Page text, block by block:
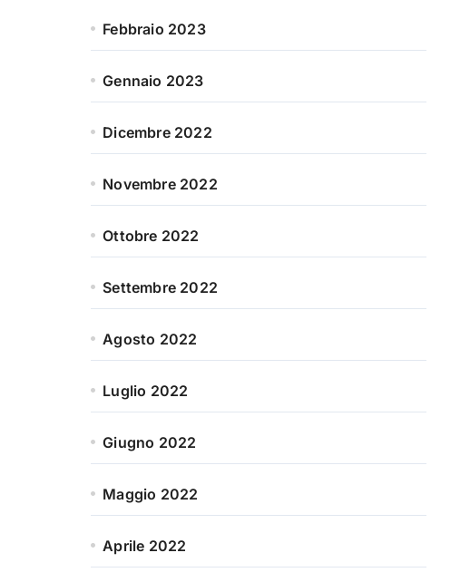
Febbraio 2023
Gennaio 2023
Dicembre 2022
Novembre 2022
Ottobre 2022
Settembre 2022
Agosto 2022
Luglio 2022
Giugno 2022
Maggio 2022
Aprile 2022